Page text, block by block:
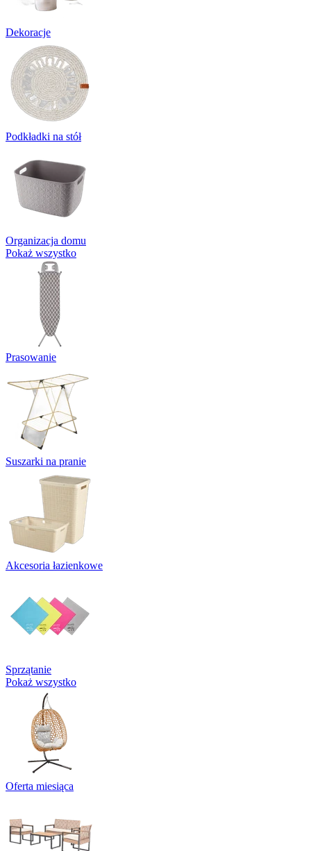
Dekoracje
Podkładki na stół
Organizacja domu
Pokaż wszystko
Prasowanie
Suszarki na pranie
Akcesoria łazienkowe
Sprzątanie
Pokaż wszystko
Oferta miesiąca